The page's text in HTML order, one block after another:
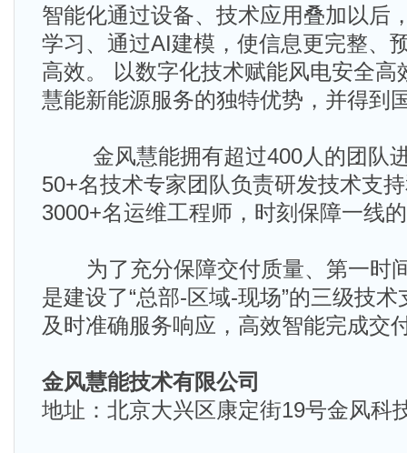
智能化通过设备、技术应用叠加以后
学习、通过AI建模，使信息更完整、
高效。 以数字化技术赋能风电安全高
慧能新能源服务的独特优势，并得到
金风慧能拥有超过400人的团队进
50+名技术专家团队负责研发技术支
3000+名运维工程师，时刻保障一线
为了充分保障交付质量、第一时
是建设了“总部-区域-现场”的三级技
及时准确服务响应，高效智能完成交
金风慧能技术有限公司
地址：北京大兴区康定街19号金风科